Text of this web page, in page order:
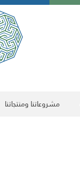
مشروعاتنا ومنتجاتنا